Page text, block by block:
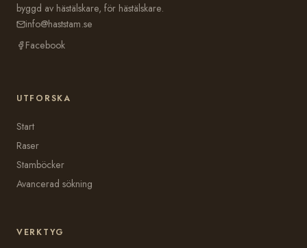
byggd av hästälskare, för hästälskare.
info@haststam.se
Facebook
UTFORSKA
Start
Raser
Stamböcker
Avancerad sökning
VERKTYG